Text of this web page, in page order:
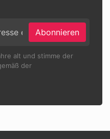
Abonnieren
alt und stimme der
der